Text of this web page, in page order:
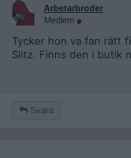
Arbetarbroder
Medlem
Tycker hon va fan rätt
Slitz. Finns den i butik
Svara